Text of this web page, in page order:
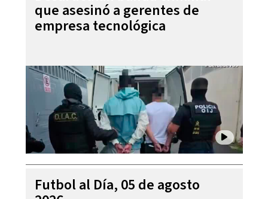
que asesinó a gerentes de
empresa tecnológica
Futbol al Día, 05 de agosto